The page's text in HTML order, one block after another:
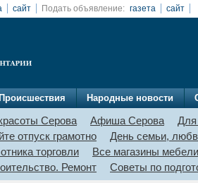
сайт Подать объявление: газета сайт
Происшествия Народные новости
Серова Афиша Серова
Для
отпуск грамотно
День семьи,
торговли
Все магазины мебели
Ремонт
Советы по